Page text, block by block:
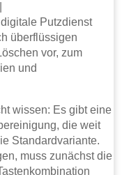
Putzdienst
überflüssigen
vor, zum
und
wissen: Es gibt eine
die weit
Standardvariante.
muss zunächst die